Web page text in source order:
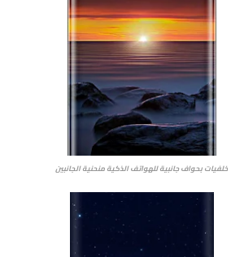
خلفيات بحواف جانبية للهواتف الذكية منحنية الجانبين